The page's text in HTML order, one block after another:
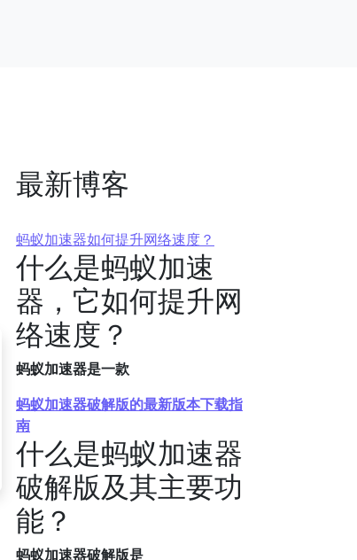
最新博客
蚂蚁加速器如何提升网络速度？
什么是蚂蚁加速
器，它如何提升网
络速度？
蚂蚁加速器是一款
蚂蚁加速器破解版的最新版本下载指
南
什么是蚂蚁加速器
破解版及其主要功
能？
蚂蚁加速器破解版是